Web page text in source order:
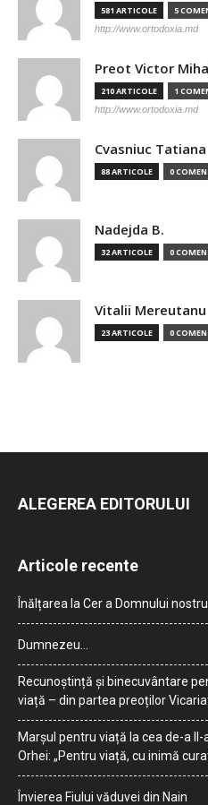
581 ARTICOLE 5
http://www.ortodoxia.md
Preot Victor
210 ARTICOLE 1
http://www.ortodoxia.md
Cvasniuc Tatiana
88 ARTICOLE 0
Nadejda B.
32 ARTICOLE 0
Vitalii Mereutanu
23 ARTICOLE 0
ALEGEREA EDITORULUI
Articole recente
Înălțarea la Cer a Domnului
Dumnezeu…
Recunoștință și binecuvântare
viață – din partea preoților
Marșul pentru viață la cea de-a II-
Orhei: „Pentru viață, cu inimă
Învierea Fiului văduvei din Nain